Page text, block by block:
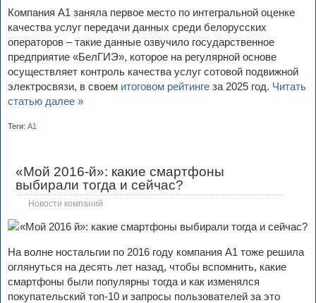
Компания А1 заняла первое место по интегральной оценке
качества услуг передачи данных среди белорусских
операторов – такие данные озвучило государственное
предприятие «БелГИЭ», которое на регулярной основе
осуществляет контроль качества услуг сотовой подвижной
электросвязи, в своем итоговом рейтинге за 2025 год. Читать
статью далее »
Теги: А1
«Мой 2016-й»: какие смартфоны
выбирали тогда и сейчас?
Новости компаний
На волне ностальгии по 2016 году компания А1 тоже решила
оглянуться на десять лет назад, чтобы вспомнить, какие
смартфоны были популярны тогда и как изменялся
покупательский топ-10 и запросы пользователей за это